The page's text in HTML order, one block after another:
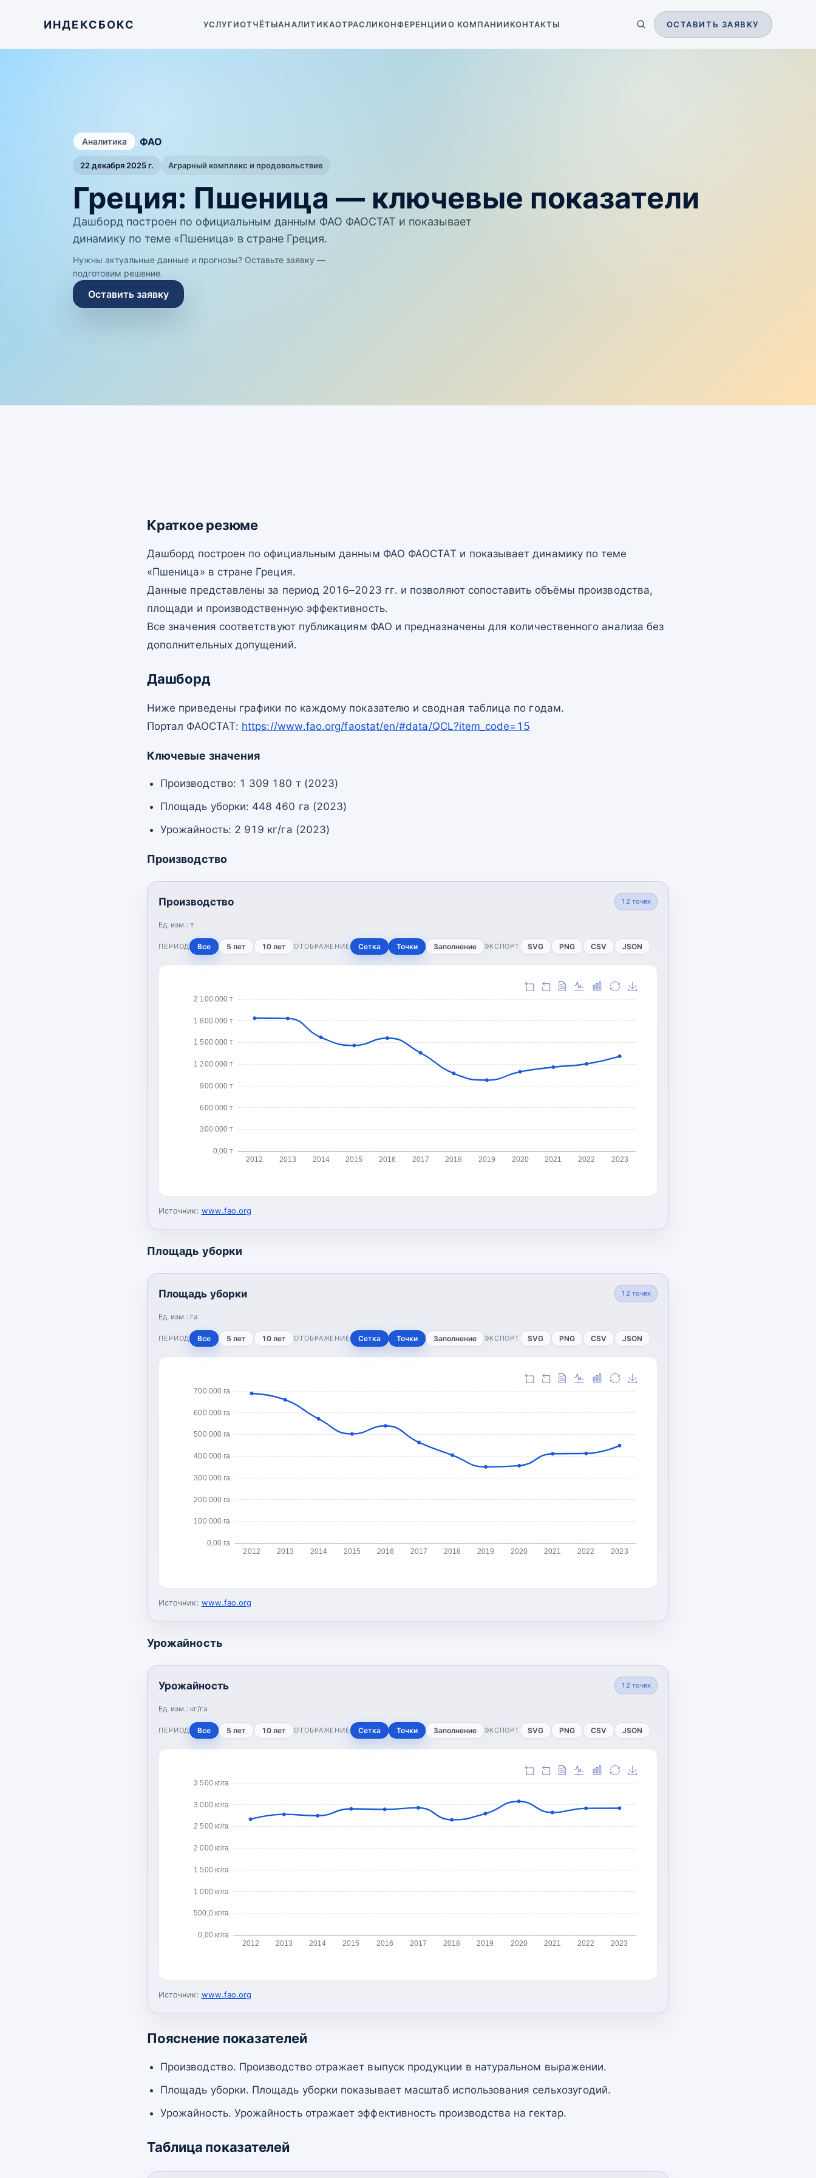
ИНДЕКСБОКС УСЛУГИОТЧЁТЫАНАЛИТИКАОТРАСЛИКОНФЕРЕНЦИИО КОМПАНИИКОНТАКТЫ ОСТАВИТЬ ЗАЯВКУ
Аналитика /ФАО
22 декабря 2025 г. Аграрный комплекс и продовольствие
Греция: Пшеница — ключевые показатели
Дашборд построен по официальным данным ФАО ФАОСТАТ и показывает
динамику по теме «Пшеница» в стране Греция.
Нужны актуальные данные и прогнозы? Оставьте заявку —
подготовим решение.
Оставить заявку
Краткое резюме
Дашборд построен по официальным данным ФАО ФАОСТАТ и показывает динамику по теме
«Пшеница» в стране Греция.
Данные представлены за период 2016–2023 гг. и позволяют сопоставить объёмы производства,
площади и производственную эффективность.
Все значения соответствуют публикациям ФАО и предназначены для количественного анализа без
дополнительных допущений.
Дашборд
Ниже приведены графики по каждому показателю и сводная таблица по годам.
Портал ФАОСТАТ: https://www.fao.org/faostat/en/#data/QCL?item_code=15
Ключевые значения
Производство: 1 309 180 т (2023)
Площадь уборки: 448 460 га (2023)
Урожайность: 2 919 кг/га (2023)
Производство
Производство
Ед. изм.: т
12 точек
ПЕРИОД Все 5 лет 10 лет ОТОБРАЖЕНИЕ Сетка Точки Заполнение ЭКСПОРТ SVG PNG CSV JSON
0,00 т
300 000 т
600 000 т
900 000 т
1 200 000 т
1 500 000 т
1 800 000 т
2 100 000 т
2012 2013 2014 2015 2016 2017 2018 2019 2020 2021 2022 2023
Источник: www.fao.org
Площадь уборки
Площадь уборки
Ед. изм.: га
12 точек
ПЕРИОД Все 5 лет 10 лет ОТОБРАЖЕНИЕ Сетка Точки Заполнение ЭКСПОРТ SVG PNG CSV JSON
0,00 га
100 000 га
200 000 га
300 000 га
400 000 га
500 000 га
600 000 га
700 000 га
2012 2013 2014 2015 2016 2017 2018 2019 2020 2021 2022 2023
Источник: www.fao.org
Урожайность
Урожайность
Ед. изм.: кг/га
12 точек
ПЕРИОД Все 5 лет 10 лет ОТОБРАЖЕНИЕ Сетка Точки Заполнение ЭКСПОРТ SVG PNG CSV JSON
0,00 кг/га
500,0 кг/га
1 000 кг/га
1 500 кг/га
2 000 кг/га
2 500 кг/га
3 000 кг/га
3 500 кг/га
2012 2013 2014 2015 2016 2017 2018 2019 2020 2021 2022 2023
Источник: www.fao.org
Пояснение показателей
Производство. Производство отражает выпуск продукции в натуральном выражении.
Площадь уборки. Площадь уборки показывает масштаб использования сельхозугодий.
Урожайность. Урожайность отражает эффективность производства на гектар.
Таблица показателей